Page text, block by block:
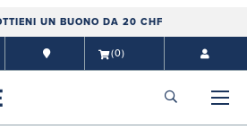
UN BUONO DA 20 CHF
(0)